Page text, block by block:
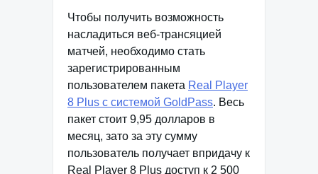
Чтобы получить возможность
насладиться веб-трансяцией
матчей, необходимо стать
зарегистрированным
пользователем пакета Real Player
8 Plus c системой GoldPass. Весь
пакет стоит 9,95 долларов в
месяц, зато за эту сумму
пользователь получает впридачу к
Real Player 8 Plus доступ к 2 500